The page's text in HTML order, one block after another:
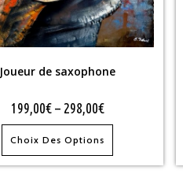
Joueur de saxophone
199,00€– 298,00€
Choix Des Options